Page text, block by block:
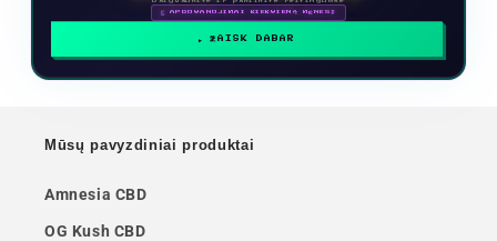
Dalyvaukite ir pakilkite reitinguose
🗓 APDOVANOJIMAI KIEKVIENĄ MĖNESĮ
ŽAISK DABAR
Mūsų pavyzdiniai produktai
Amnesia CBD
OG Kush CBD